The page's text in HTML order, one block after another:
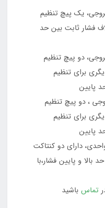
یک پیچ تنظیم
فشار ثابت بین حد
دو پیچ تنظیم
برای تنظیم
پایین
، دو پیچ تنظیم
برای تنظیم
پایین
دارای دو کنتاکت
بالا و پایین فشار،با
تماس باشید